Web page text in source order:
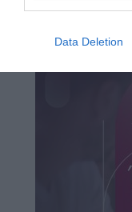
Data Deletion